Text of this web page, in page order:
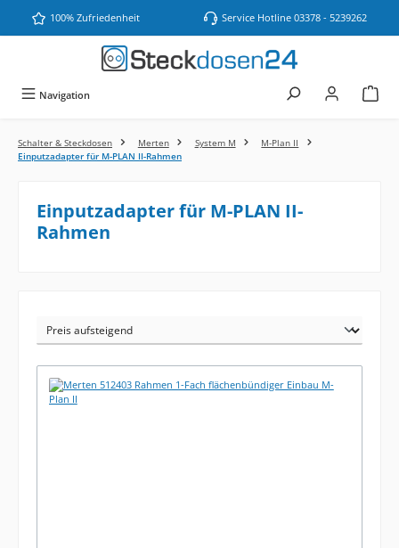
Zum Hauptinhalt springen
100% Zufriedenheit Service Hotline 03378 - 5239262
Navigation
Schalter & Steckdosen Merten System M
M-Plan II
Einputzadapter für M-PLAN II-Rahmen
Einputzadapter für M-PLAN II-
Rahmen